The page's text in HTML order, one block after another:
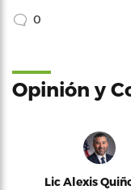
0
Opinión y
Lic Alexis